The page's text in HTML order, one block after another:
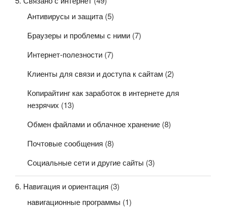
Антивирусы и защита (5)
Браузеры и проблемы с ними (7)
Интернет-полезности (7)
Клиенты для связи и доступа к сайтам (2)
Копирайтинг как заработок в интернете для
незрячих (13)
Обмен файлами и облачное хранение (8)
Почтовые сообщения (8)
Социальные сети и другие сайты (3)
6. Навигация и ориентация (3)
навигационные программы (1)